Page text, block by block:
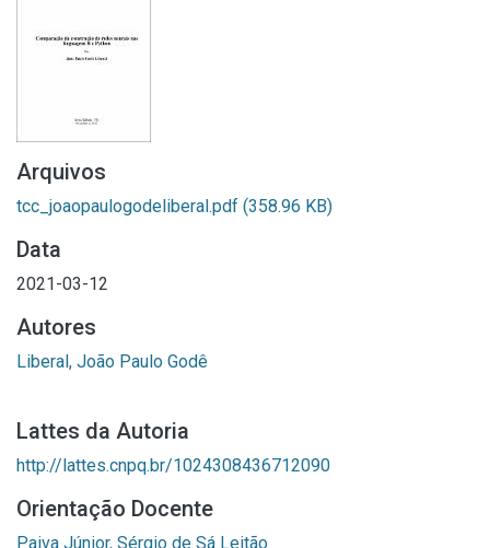
Arquivos
tcc_joaopaulogodeliberal.pdf (358.96 KB)
Data
2021-03-12
Autores
Liberal, João Paulo Godê
Lattes da Autoria
http://lattes.cnpq.br/1024308436712090
Orientação Docente
Paiva Júnior, Sérgio de Sá Leitão